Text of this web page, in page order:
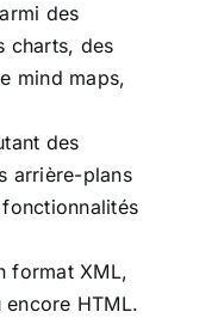
des
charts, des
mind maps,
des
arrière-plans
format XML,
encore HTML.